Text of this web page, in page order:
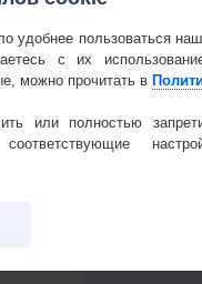
5-9
<7
>10 км
-
5-9
>10 км
-
>10 км
-
Гостевая
удобнее пользоваться
с их
можно прочитать в
или полностью